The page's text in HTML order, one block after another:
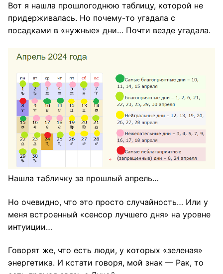
Вот я нашла прошлогоднюю таблицу, которой не
придерживалась. Но почему-то угадала с
посадками в «нужные» дни… Почти везде угадала.
Нашла табличку за прошлый апрель…
Но очевидно, что это просто случайность… Или у
меня встроенный «сенсор лучшего дня» на уровне
интуиции…
Говорят же, что есть люди, у которых «зеленая»
энергетика. И кстати говоря, мой знак — Рак, то